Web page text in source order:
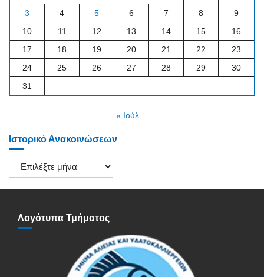
3
4 5 6 7 8
9
10
11 12 13 14 15
16
17
18 19 20 21 22
23
24
25 26 27 28 29
30
31
« Ιούλ
Ιστορικό Ανακοινώσεων
Ιστορικό
Ανακοινώσεων
Λογότυπα Τμήματος